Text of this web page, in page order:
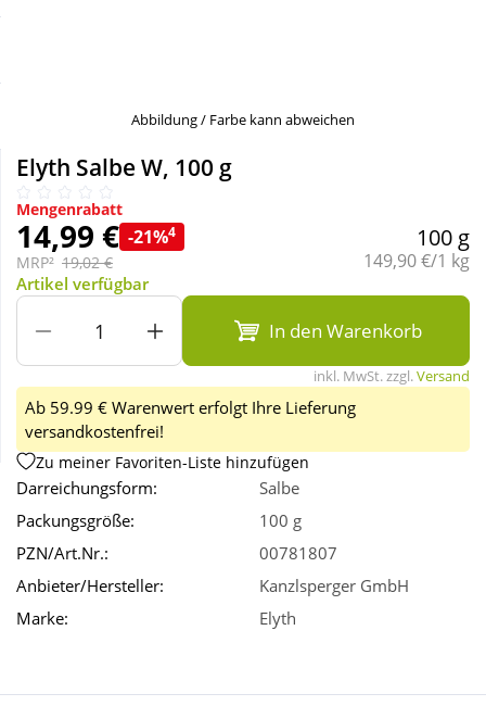
Täglich gut versorgt
Nahrungsergänzung
Natur & Homöopathie
Sanitätshaus
Wellness
Abbildung / Farbe kann abweichen
Elyth Salbe W, 100 g
Mengenrabatt
14,99 € -21%4
MRP² 19,02 €
100 g
Grundpreis:
149,90 €/1 kg
Artikel verfügbar
In den Warenkorb
inkl. MwSt. zzgl.Versand
Ab 59.99 € Warenwert erfolgt Ihre Lieferung
versandkostenfrei!
Zu meiner Favoriten-Liste hinzufügen
Darreichungsform:
Salbe
Packungsgröße:
100 g
PZN/Art.Nr.:
00781807
Anbieter/Hersteller:
Kanzlsperger GmbH
Marke:
Elyth